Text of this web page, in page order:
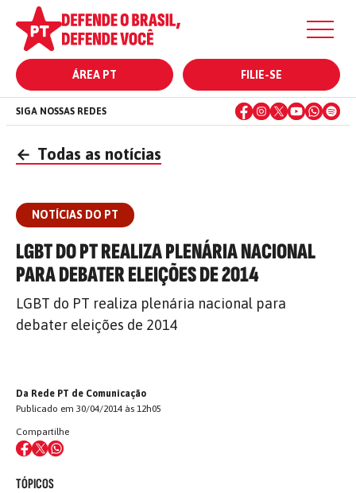
ÁREA PT FILIE-SE
SIGA NOSSAS REDES
← Todas as notícias
NOTÍCIAS DO PT
LGBT DO PT REALIZA PLENÁRIA NACIONAL
PARA DEBATER ELEIÇÕES DE 2014
LGBT do PT realiza plenária nacional para
debater eleições de 2014
Da Rede PT de Comunicação
Publicado em 30/04/2014 às 12h05
Compartilhe
TÓPICOS